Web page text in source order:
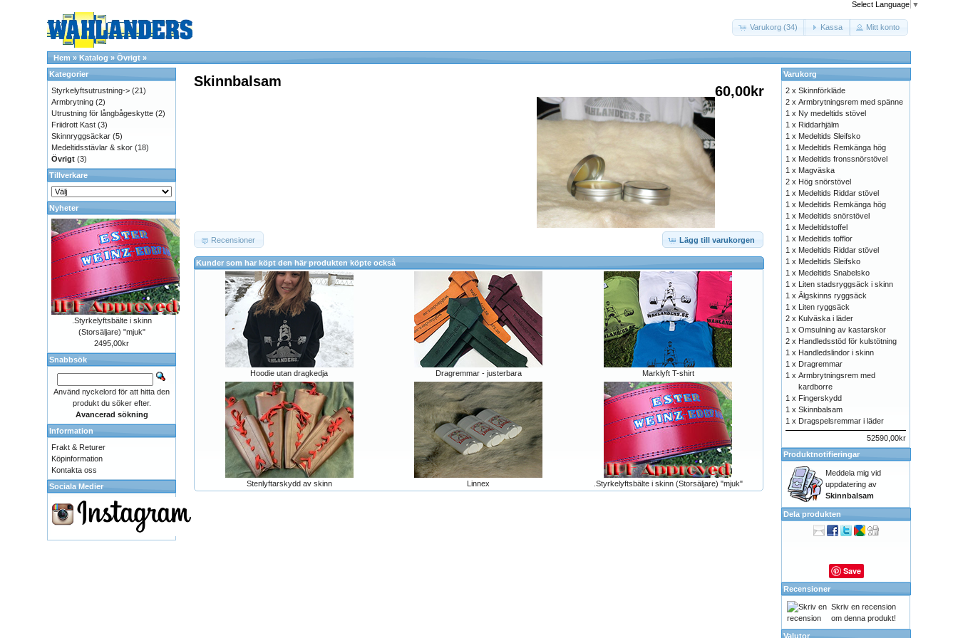
Select Language ▼
Varukorg (34) Kassa Mitt konto
Hem »Katalog »Övrigt »
60,00kr
Skinnbalsam
Lägg till varukorgen
Recensioner
Kunder som har köpt den här produkten köpte också
Hoodie utan dragkedja Dragremmar - justerbara Marklyft T-shirt
Stenlyftarskydd av skinn Linnex .Styrkelyftsbälte i skinn (Storsäljare) "mjuk"
Kategorier
Styrkelyftsutrustning-> (21)
Armbrytning (2)
Utrustning för långbågeskytte (2)
Friidrott Kast (3)
Skinnryggsäckar (5)
Medeltidsstävlar & skor (18)
Övrigt (3)
Tillverkare
Nyheter
.Styrkelyftsbälte i skinn
(Storsäljare) "mjuk"
2495,00kr
Snabbsök
Använd nyckelord för att hitta den
produkt du söker efter.
Avancerad sökning
Information
Frakt & Returer
Köpinformation
Kontakta oss
Sociala Medier
Varukorg
2 xSkinnförkläde
2 xArmbrytningsrem med spänne
1 x Ny medeltids stövel
1 x Riddarhjälm
1 x Medeltids Sleifsko
1 x Medeltids Remkänga hög
1 x Medeltids fronssnörstövel
1 x Magväska
2 x Hög snörstövel
1 x Medeltids Riddar stövel
1 x Medeltids Remkänga hög
1 x Medeltids snörstövel
1 x Medeltidstoffel
1 x Medeltids tofflor
1 x Medeltids Riddar stövel
1 x Medeltids Sleifsko
1 x Medeltids Snabelsko
1 x Liten stadsryggsäck i skinn
1 xÄlgskinns ryggsäck
1 x Liten ryggsäck
2 x Kulväska i läder
1 xOmsulning av kastarskor
2 x Handledsstöd för kulstötning
1 x Handledslindor i skinn
1 x Dragremmar
1 xArmbrytningsrem med
kardborre
1 x Fingerskydd
1 xSkinnbalsam
1 x Dragspelsremmar i läder
52590,00kr
Produktnotifieringar
Meddela mig vid
uppdatering av
Skinnbalsam
Dela produkten
Save
Recensioner
Skriv en recension
om denna produkt!
Valutor